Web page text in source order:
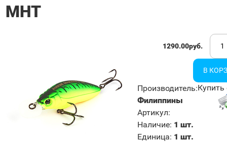
MHT
1290.00руб.
Производитель:
Филиппины
Артикул:
Наличие: 1 шт.
Единица: 1 шт.
Купить